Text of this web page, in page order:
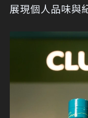
展現個人品味與